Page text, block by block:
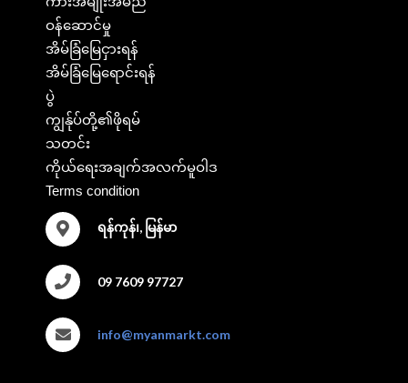
ဝန်ဆောင်မှု
အိမ်ခြံမြေငှားရန်
အိမ်ခြံမြေရောင်းရန်
ပွဲ
ကျွန်ုပ်တို့၏ဖိုရမ်
သတင်း
ကိုယ်ရေးအချက်အလက်မူဝါဒ
Terms condition
ရန်ကုန်၊, မြန်မာ
09 7609 97727
info@myanmarkt.com